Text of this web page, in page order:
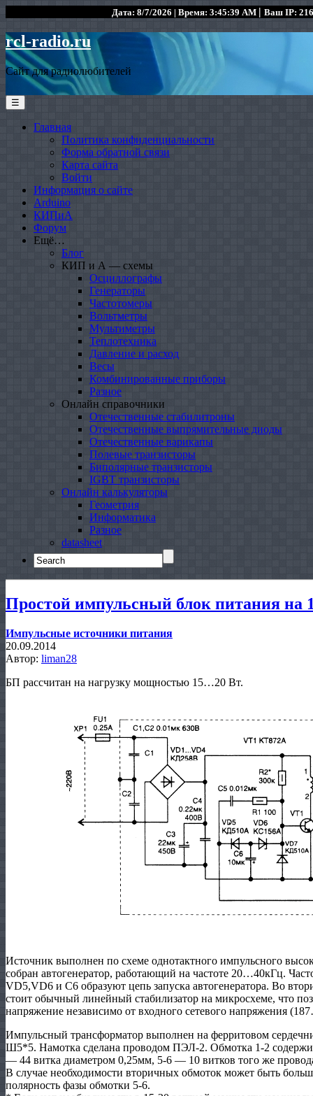
Дата: 8/7/2026 | Время: 3:45:39 AM | Ваш IP:
rcl-radio.ru
Сайт для радиолюбителей
☰
Главная
Политика конфиденциальности
Форма обратной связи
Карта сайта
Войти
Информация о сайте
Arduino
КИПиА
Форум
Ещё…
Блог
КИП и А — схемы
Осциллографы
Генераторы
Частотомеры
Вольтметры
Мультиметры
Теплотехника
Давление и расход
Весы
Комбинированные приборы
Разное
Онлайн справочники
Отечественные стабилитроны
Отечественные выпрямительные диоды
Отечественные варикапы
Полевые транзисторы
Биполярные транзисторы
IGBT транзисторы
Онлайн калькуляторы
Геометрия
Информатика
Разное
datasheet
Search
for:
Простой импульсный блок питания на
Импульсные источники питания
20.09.2014
Автор: liman28
БП рассчитан на нагрузку мощностью 15…20 Вт.
Источник выполнен по схеме однотактного импульсного
собран автогенератор, работающий на частоте 20…40кГц.
VD5,VD6 и С6 образуют цепь запуска автогенератора. Во
стоит обычный линейный стабилизатор на микросхеме, что
напряжение независимо от входного сетевого напряжения
Импульсный трансформатор выполнен на ферритовом
Ш5*5. Намотка сделана проводом ПЭЛ-2. Обмотка 1-2
— 44 витка диаметром 0,25мм, 5-6 — 10 витков того же
В случае необходимости вторичных обмоток может быть
полярность фазы обмотки 5-6.